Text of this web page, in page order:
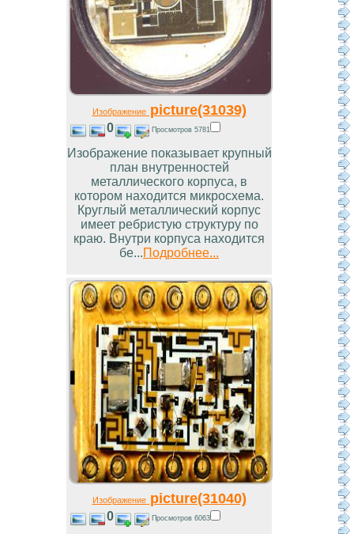
Изображениеpicture(31039)
0 Просмотров 5781
Изображение показывает крупный
план внутренностей
металлического корпуса, в
котором находится микросхема.
Круглый металлический корпус
имеет ребристую структуру по
краю. Внутри корпуса находится
бе...Подробнее...
Изображениеpicture(31040)
0 Просмотров 6063